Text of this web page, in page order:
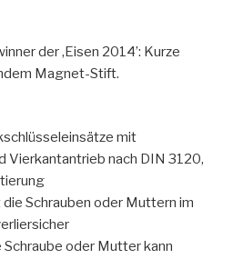
der ‚Eisen 2014’: Kurze
Magnet-Stift.
mit
Vierkantantrieb nach DIN 3120,
Schrauben oder Muttern im
Schraube oder Mutter kann